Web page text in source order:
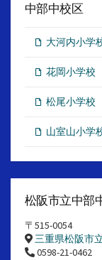
中部中校区
大河内小学
花岡小学校
松尾小学校
山室山小学
松阪市立中部
〒515-0054
三重県松阪市
0598-21-0462